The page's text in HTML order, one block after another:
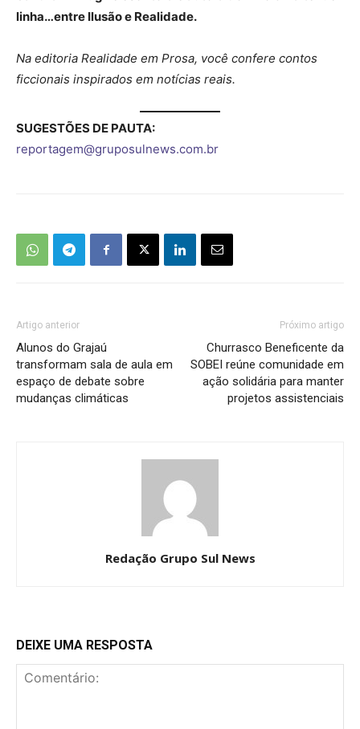
linha…entre Ilusão e Realidade.
Na editoria Realidade em Prosa, você confere contos
ficcionais inspirados em notícias reais.
SUGESTÕES DE PAUTA:
reportagem@gruposulnews.com.br
Artigo anterior
Alunos do Grajaú
transformam sala de aula em
espaço de debate sobre
mudanças climáticas
Próximo artigo
Churrasco Beneficente da
SOBEI reúne comunidade em
ação solidária para manter
projetos assistenciais
Redação Grupo Sul News
DEIXE UMA RESPOSTA